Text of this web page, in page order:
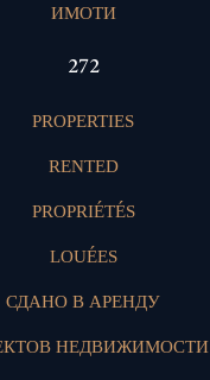
ИМОТИ
399
PROPERTIES
RENTED
PROPRIÉTÉS
LOUÉES
СДАНО В АРЕНДУ
НЕДВИЖИМОСТИ